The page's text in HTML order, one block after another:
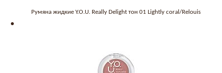
Румяна жидкие Y.O.U. Really Delight тон 01 Lightly coral/Relouis